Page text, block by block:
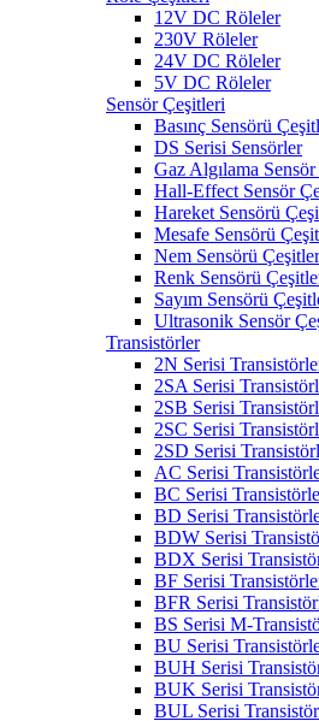
12V DC Röleler
230V Röleler
24V DC Röleler
5V DC Röleler
Sensör Çeşitleri
Basınç Sensörü
DS Serisi Sensörler
Gaz Algılama
Hall-Effect Sensör
Hareket Sensörü
Mesafe Sensörü
Nem Sensörü
Renk Sensörü
Sayım Sensörü
Ultrasonik Sensör
Transistörler
2N Serisi
2SA Serisi
2SB Serisi
2SC Serisi
2SD Serisi
AC Serisi
BC Serisi
BD Serisi
BDW Serisi
BDX Serisi
BF Serisi
BFR Serisi
BS Serisi M-
BU Serisi
BUH Serisi
BUK Serisi
BUL Serisi